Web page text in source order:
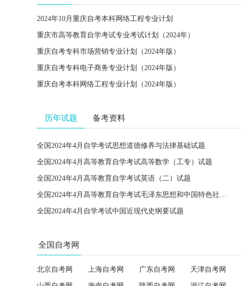
2024年10月重庆自考本科网络工程专业计划
重庆市高等教育自学考试专业考试计划（2024年）
重庆自考专科市场营销专业计划（2024年版）
重庆自考专科电子商务专业计划（2024年版）
重庆自考本科网络工程专业计划（2024年版）
历年试题 备考资料
全国2024年4月自学考试思想道德修养与法律基础试题
全国2024年4月高等教育自学考试高等数学（工专）试题
全国2024年4月高等教育自学考试英语（二）试题
全国2024年4月高等教育自学考试毛泽东思想和中国特色社会主义理论体系概论试题
全国2024年4月自学考试中国近现代史纲要试题
全国自考网
北京自考网 上海自考网 广东自考网 天津自考网